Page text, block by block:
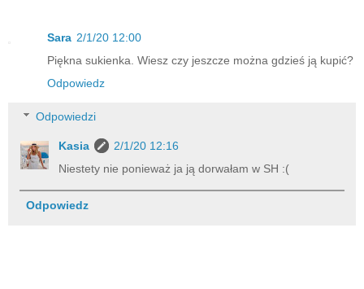
Sara 2/1/20 12:00
Piękna sukienka. Wiesz czy jeszcze można gdzieś ją kupić?
Odpowiedz
Odpowiedzi
Kasia
2/1/20 12:16
Niestety nie ponieważ ja ją dorwałam w SH :(
Odpowiedz